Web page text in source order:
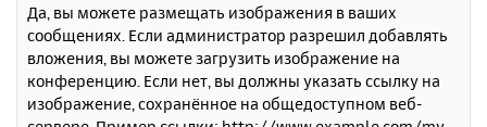
Да, вы можете размещать изображения в ваших
сообщениях. Если администратор разрешил добавлять
вложения, вы можете загрузить изображение на
конференцию. Если нет, вы должны указать ссылку на
изображение, сохранённое на общедоступном веб-